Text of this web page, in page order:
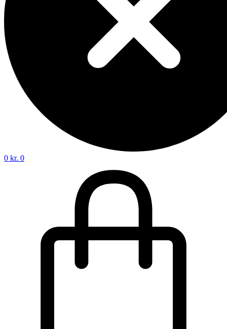
0 kr. 0